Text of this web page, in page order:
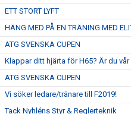
ETT STORT LYFT
HÄNG MED PÅ EN TRÄNING MED
ATG SVENSKA CUPEN
Klappar ditt hjärta för H65? Är du vår
ATG SVENSKA CUPEN
Vi söker ledare/tränare till F2019!
Tack Nyhléns Styr & Reglerteknik